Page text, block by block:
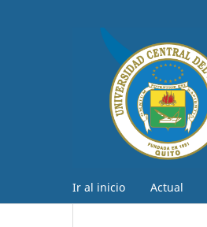
Ir al inicio Actual